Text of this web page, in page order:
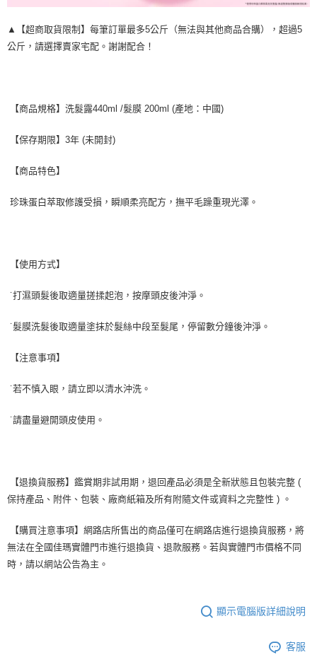
▲【超商取貨限制】每筆訂單最多5公斤（無法與其他商品合購），超過5
公斤，請選擇賣家宅配。謝謝配合！
【商品規格】洗髮露440ml /髮膜 200ml (產地：中國)
【保存期限】3年 (未開封)
【商品特色】
珍珠蛋白萃取修護受損，瞬順柔亮配方，撫平毛躁重現光澤。
【使用方式】
˙打濕頭髮後取適量搓揉起泡，按摩頭皮後沖淨。
˙髮膜洗髮後取適量塗抹於髮絲中段至髮尾，停留數分鐘後沖淨。
【注意事項】
˙若不慎入眼，請立即以清水沖洗。
˙請盡量避開頭皮使用。
【退換貨服務】鑑賞期非試用期，退回產品必須是全新狀態且包裝完整 (
保持產品、附件、包裝、廠商紙箱及所有附隨文件或資料之完整性 ) 。
【購買注意事項】網路店所售出的商品僅可在網路店進行退換貨服務，將
無法在全國佳瑪實體門市進行退換貨、退款服務。若與實體門市價格不同
時，請以網站公告為主。
顯示電腦版詳細說明
客服